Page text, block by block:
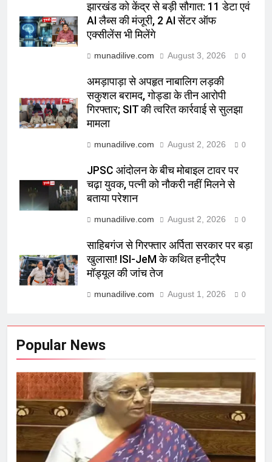
झारखंड को केंद्र से बड़ी सौगात: 11 डेटा एवं
AI लैब्स की मंजूरी, 2 AI सेंटर ऑफ
एक्सीलेंस भी मिलेंगे
munadilive.com August 3, 2026 0
अमड़ापाड़ा से अपहृत नाबालिग लड़की
सकुशल बरामद, गोड्डा के तीन आरोपी
गिरफ्तार; SIT की त्वरित कार्रवाई से सुलझा
मामला
munadilive.com August 2, 2026 0
JPSC आंदोलन के बीच मोबाइल टावर पर
चढ़ा युवक, पत्नी को नौकरी नहीं मिलने से
बताया परेशान
munadilive.com August 2, 2026 0
साहिबगंज से गिरफ्तार अर्पिता सरकार पर बड़ा
खुलासा! ISI-JeM के कथित हनीट्रैप
मॉड्यूल की जांच तेज
munadilive.com August 1, 2026 0
Popular News